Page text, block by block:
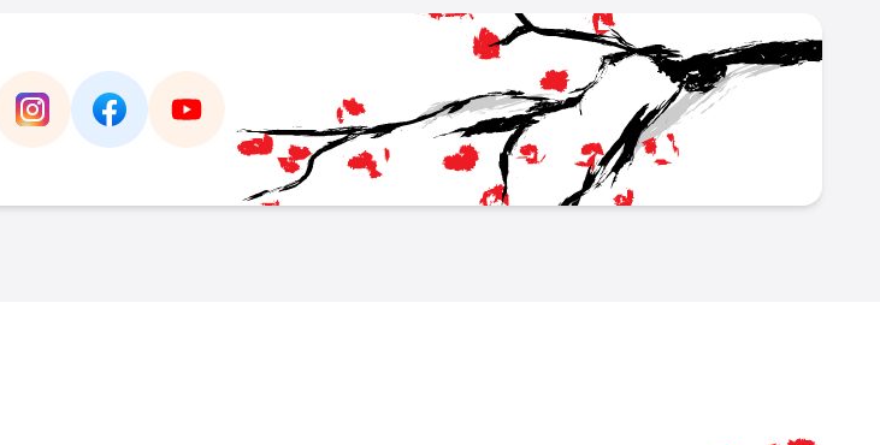
https://t.me/JAPAN_CAREER_PORTAL
https://www.instagram.com/japan_career_portal/
Link - https://www.facebook.com/people/JAPAN-Career-Portal/61559298473178/
https://www.youtube.com/channel/UC6Ir7IOx7PpO83LthvphPVA